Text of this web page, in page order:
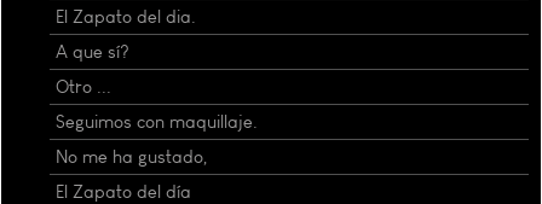
El Zapato del dia.
A que sí?
Otro ...
Seguimos con maquillaje.
No me ha gustado,
El Zapato del día